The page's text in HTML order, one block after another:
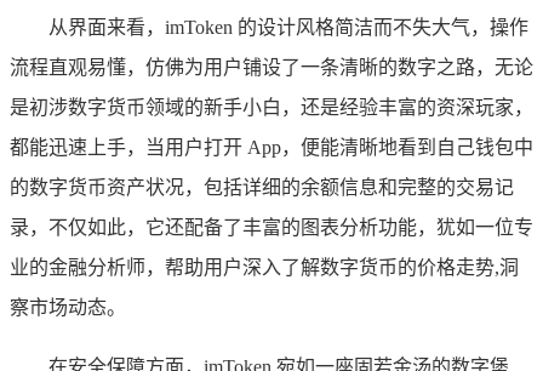
从界面来看，imToken 的设计风格简洁而不失大气，操作
流程直观易懂，仿佛为用户铺设了一条清晰的数字之路，无论
是初涉数字货币领域的新手小白，还是经验丰富的资深玩家，
都能迅速上手，当用户打开 App，便能清晰地看到自己钱包中
的数字货币资产状况，包括详细的余额信息和完整的交易记
录，不仅如此，它还配备了丰富的图表分析功能，犹如一位专
业的金融分析师，帮助用户深入了解数字货币的价格走势,洞
察市场动态。
在安全保障方面，imToken 宛如一座固若金汤的数字堡